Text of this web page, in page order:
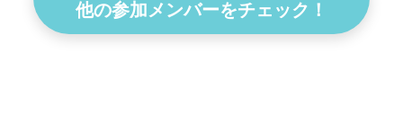
他の参加メンバーをチェック！